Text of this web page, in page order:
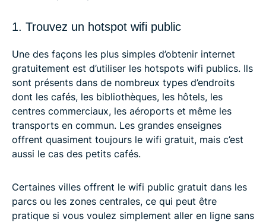
1. Trouvez un hotspot wifi public
Une des façons les plus simples d’obtenir internet
gratuitement est d’utiliser les hotspots wifi publics. Ils
sont présents dans de nombreux types d’endroits
dont les cafés, les bibliothèques, les hôtels, les
centres commerciaux, les aéroports et même les
transports en commun. Les grandes enseignes
offrent quasiment toujours le wifi gratuit, mais c’est
aussi le cas des petits cafés.
Certaines villes offrent le wifi public gratuit dans les
parcs ou les zones centrales, ce qui peut être
pratique si vous voulez simplement aller en ligne sans